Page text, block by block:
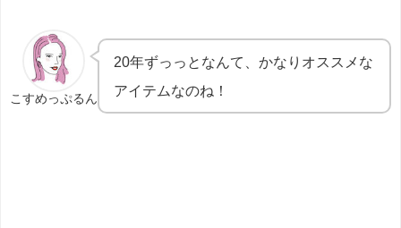
こすめっぷるん
20年ずっっとなんて、かなりオススメな
アイテムなのね！